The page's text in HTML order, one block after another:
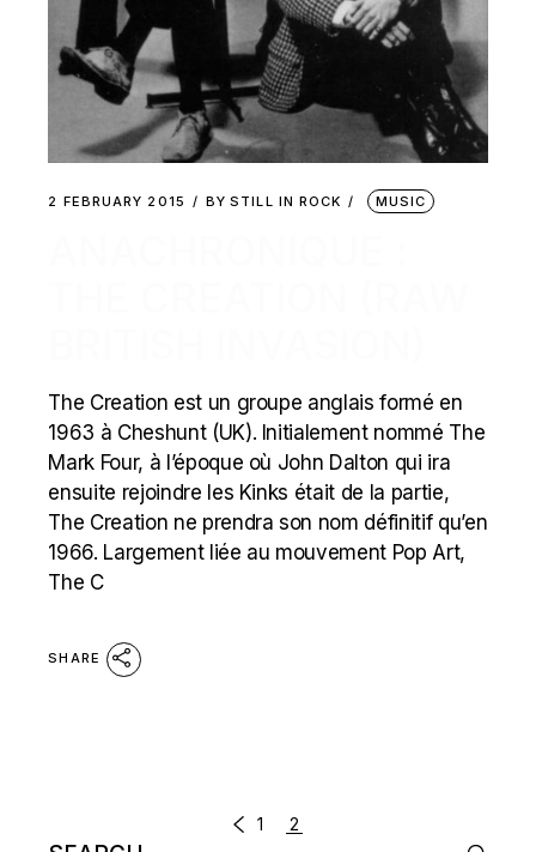
2 FEBRUARY 2015 BY STILL IN ROCK MUSIC
The Creation est un groupe anglais formé en
1963 à Cheshunt (UK). Initialement nommé The
Mark Four, à l’époque où John Dalton qui ira
ensuite rejoindre les Kinks était de la partie,
The Creation ne prendra son nom définitif qu’en
1966. Largement liée au mouvement Pop Art,
The C
SHARE
1 2
Search